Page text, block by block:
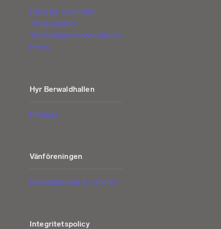
Hitta hit & kontakt
Tillgänglighet
Tillgänglighetsredogörelse
Press
Hyr Berwaldhallen
Prislista
Vänföreningen
Berwaldbladet & Vänbrev
Integritetspolicy